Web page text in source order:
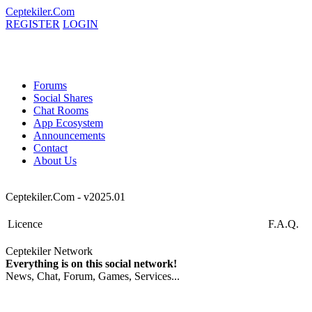
Ceptekiler.Com
REGISTER LOGIN
Forums
Social Shares
Chat Rooms
App Ecosystem
Announcements
Contact
About Us
Ceptekiler.Com - v2025.01
Licence F.A.Q.
Ceptekiler Network
Everything is on this social network!
News, Chat, Forum, Games, Services...